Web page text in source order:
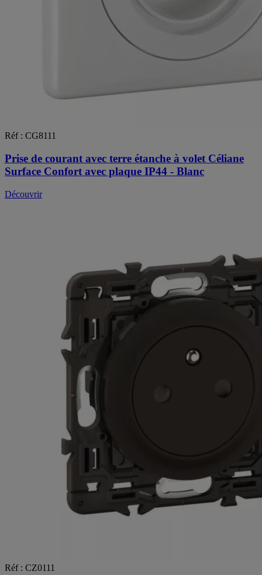
Réf : CG8111
Prise de courant avec terre étanche à volet Céliane
Surface Confort avec plaque IP44 - Blanc
Découvrir
Réf : CZ0111